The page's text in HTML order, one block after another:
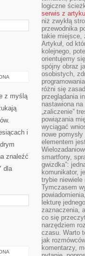
z myślą
i
znaleźć
dla
logiczne
serwis z
niż zwykłą
przewodnika
takie miejsce,
Artykuł, od
kolejnego,
orientujemy
spójny obraz
osobistych,
różni się
przeglądania
nastawiona
„zaliczenie”
powiązania
wyciągać
nowe
elementem
smartfony,
gwizdka”:
komunikator,
trybie niewiele
Tymczasem
lekturę
zaznaczenia,
co się
narzędziem
czasu. Warto
jak
komentarzy,